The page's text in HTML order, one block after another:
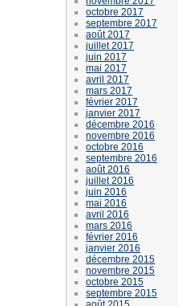
octobre 2017
septembre 2017
août 2017
juillet 2017
juin 2017
mai 2017
avril 2017
mars 2017
février 2017
janvier 2017
décembre 2016
novembre 2016
octobre 2016
septembre 2016
août 2016
juillet 2016
juin 2016
mai 2016
avril 2016
mars 2016
février 2016
janvier 2016
décembre 2015
novembre 2015
octobre 2015
septembre 2015